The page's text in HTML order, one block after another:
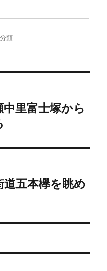
類
里富士塚から
道五本欅を眺め